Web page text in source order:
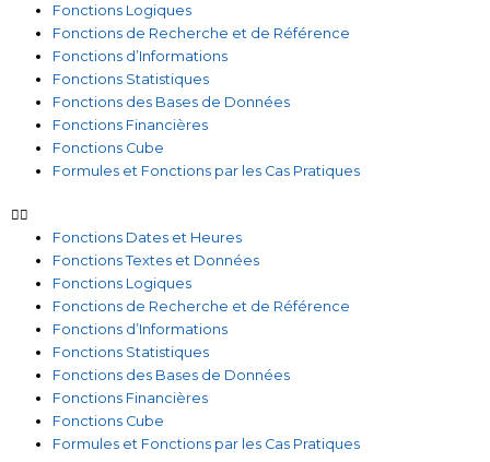
Fonctions Logiques
Fonctions de Recherche et de Référence
Fonctions d’Informations
Fonctions Statistiques
Fonctions des Bases de Données
Fonctions Financières
Fonctions Cube
Formules et Fonctions par les Cas Pratiques
Fonctions Dates et Heures
Fonctions Textes et Données
Fonctions Logiques
Fonctions de Recherche et de Référence
Fonctions d’Informations
Fonctions Statistiques
Fonctions des Bases de Données
Fonctions Financières
Fonctions Cube
Formules et Fonctions par les Cas Pratiques